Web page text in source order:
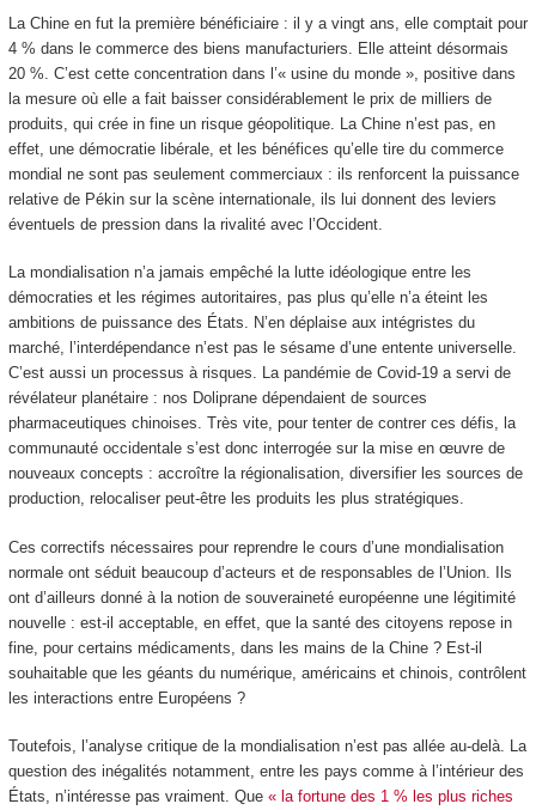
La Chine en fut la première bénéficiaire : il y a vingt ans, elle comptait pour
4 % dans le commerce des biens manufacturiers. Elle atteint désormais
20 %. C’est cette concentration dans l’« usine du monde », positive dans
la mesure où elle a fait baisser considérablement le prix de milliers de
produits, qui crée in fine un risque géopolitique. La Chine n’est pas, en
effet, une démocratie libérale, et les bénéfices qu’elle tire du commerce
mondial ne sont pas seulement commerciaux : ils renforcent la puissance
relative de Pékin sur la scène internationale, ils lui donnent des leviers
éventuels de pression dans la rivalité avec l’Occident.
La mondialisation n’a jamais empêché la lutte idéologique entre les
démocraties et les régimes autoritaires, pas plus qu’elle n’a éteint les
ambitions de puissance des États. N’en déplaise aux intégristes du
marché, l’interdépendance n’est pas le sésame d’une entente universelle.
C’est aussi un processus à risques. La pandémie de Covid-19 a servi de
révélateur planétaire : nos Doliprane dépendaient de sources
pharmaceutiques chinoises. Très vite, pour tenter de contrer ces défis, la
communauté occidentale s’est donc interrogée sur la mise en œuvre de
nouveaux concepts : accroître la régionalisation, diversifier les sources de
production, relocaliser peut-être les produits les plus stratégiques.
Ces correctifs nécessaires pour reprendre le cours d’une mondialisation
normale ont séduit beaucoup d’acteurs et de responsables de l’Union. Ils
ont d’ailleurs donné à la notion de souveraineté européenne une légitimité
nouvelle : est-il acceptable, en effet, que la santé des citoyens repose in
fine, pour certains médicaments, dans les mains de la Chine ? Est-il
souhaitable que les géants du numérique, américains et chinois, contrôlent
les interactions entre Européens ?
Toutefois, l’analyse critique de la mondialisation n’est pas allée au-delà. La
question des inégalités notamment, entre les pays comme à l’intérieur des
États, n’intéresse pas vraiment. Que « la fortune des 1 % les plus riches